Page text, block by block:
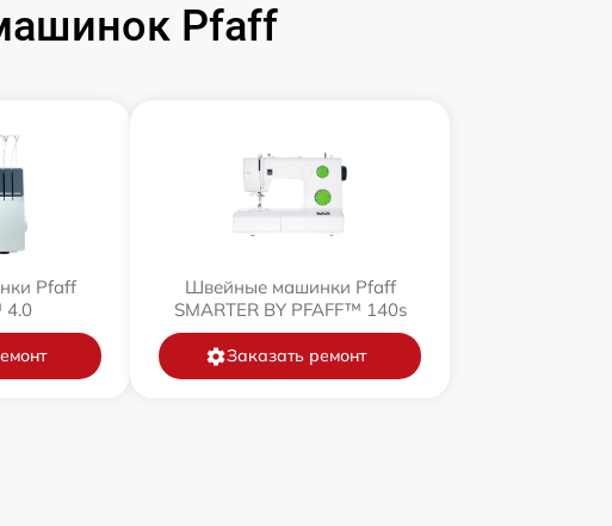
Pfaff
Pfaff
4.0
Швейные машинки Pfaff
SMARTER BY PFAFF™ 140s
Заказать ремонт